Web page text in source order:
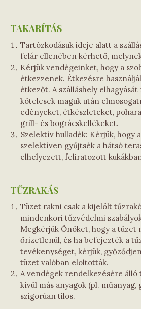
TAKARÍTÁS
Tartózkodásuk ideje alatt a
felár ellenében kérhető,
Kérjük vendégeinket, hogy a
étkezzenek. Étkezésre
étkezőt. A szálláshely
kötelesek maguk után
edényeket, étkészleteket,
grill- és bográcskellékeket.
Szelektív hulladék: Kérjük, hogy
szelektíven gyűjtsék a hátsó
elhelyezett, feliratozott
TŰZRAKÁS
Tüzet rakni csak a kijelölt
mindenkori tűzvédelmi
Megkérjük Önöket, hogy a tüzet
őrizetlenül, és ha befejezték a
tevékenységet, kérjük,
tüzet valóban eloltották.
A vendégek rendelkezésére
kívül más anyagok (pl. műanyag,
szigorúan tilos.